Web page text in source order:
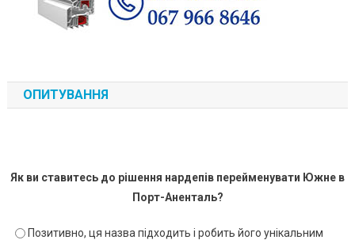
ОПИТУВАННЯ
Як ви ставитесь до рішення нардепів перейменувати Южне в
Порт-Аненталь?
Позитивно, ця назва підходить і робить його унікальним